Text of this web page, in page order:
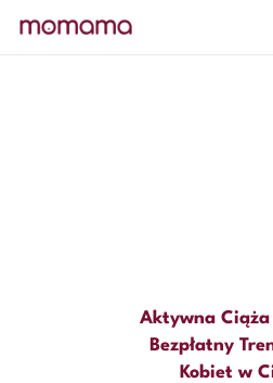
Aktywna Ciąża
Bezpłatny
Kobiet w